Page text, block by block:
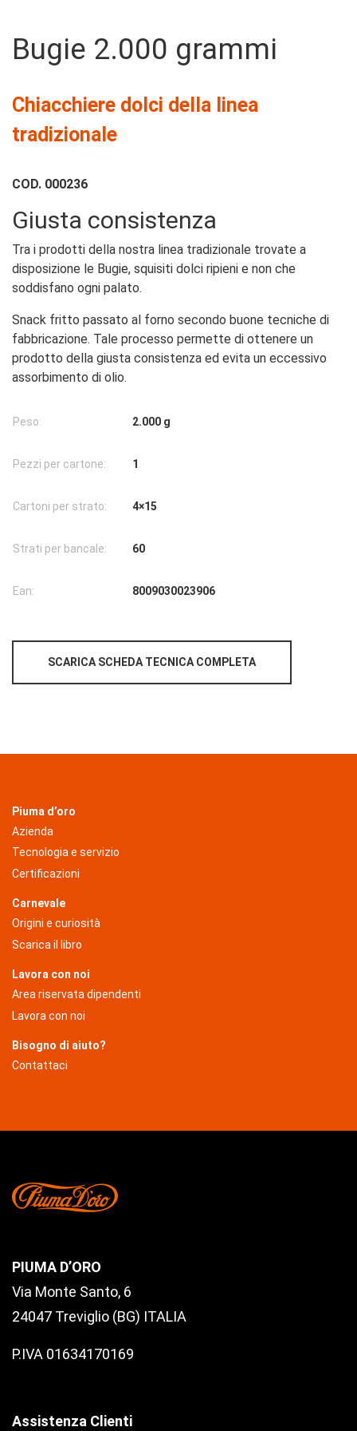
Bugie 2.000 grammi
Chiacchiere dolci della linea
tradizionale
COD. 000236
Giusta consistenza
Tra i prodotti della nostra linea tradizionale trovate a
disposizione le Bugie, squisiti dolci ripieni e non che
soddisfano ogni palato.
Snack fritto passato al forno secondo buone tecniche di
fabbricazione. Tale processo permette di ottenere un
prodotto della giusta consistenza ed evita un eccessivo
assorbimento di olio.
Peso: 2.000 g
Pezzi per cartone: 1
Cartoni per strato: 4×15
Strati per bancale: 60
Ean: 8009030023906
SCARICA SCHEDA TECNICA COMPLETA
Piuma d’oro
Azienda
Tecnologia e servizio
Certificazioni
Carnevale
Origini e curiosità
Scarica il libro
Lavora con noi
Area riservata dipendenti
Lavora con noi
Bisogno di aiuto?
Contattaci
PIUMA D’ORO
Via Monte Santo, 6
24047 Treviglio (BG) ITALIA
P.IVA 01634170169
Assistenza Clienti